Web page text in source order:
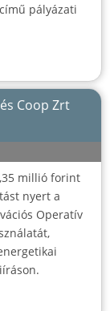
pályázati
Coop Zrt
millió forint
nyert a
Operatív